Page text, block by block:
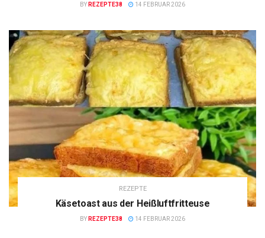
BY REZEPTE38 14 FEBRUAR 2026
REZEPTE
Käsetoast aus der Heißluftfritteuse
BY REZEPTE38 14 FEBRUAR 2026